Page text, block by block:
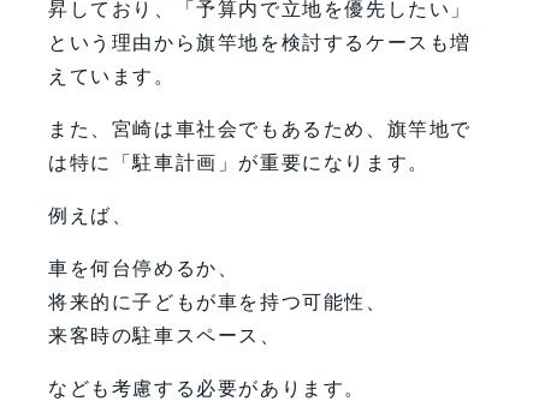
昇しており、「予算内で立地を優先したい」
という理由から旗竿地を検討するケースも増
えています。
また、宮崎は車社会でもあるため、旗竿地で
は特に「駐車計画」が重要になります。
例えば、
車を何台停めるか、
将来的に子どもが車を持つ可能性、
来客時の駐車スペース、
なども考慮する必要があります。